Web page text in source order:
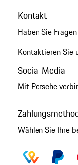
Kontakt
Haben Sie
Kontaktieren Sie
Social Media
Mit Porsche
Wählen Sie Ihre